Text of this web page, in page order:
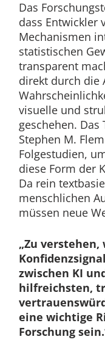
Das
dass Entwickler
Mechanismen
statistischen
transparent
direkt durch die
visuelle und
geschehen.
Stephen M.
Folgestudien,
diese Form der
Da rein
menschlichen
müssen neue
„Zu
zwischen KI
hilfreichsten,
eine wichtige
Forschung